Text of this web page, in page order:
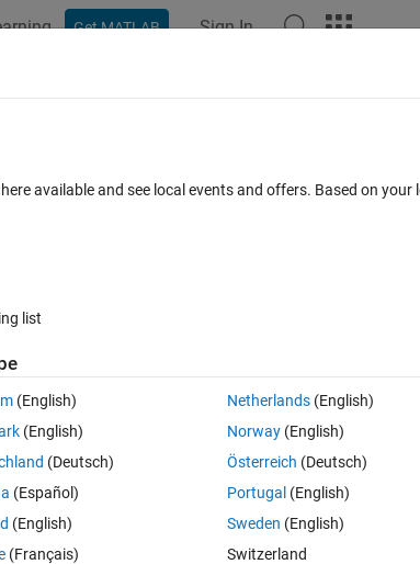
Get MATLAB Sign In
わ​ずに整数部の​表示桁​数を指
ったので質問します。
を言うと，指数表示を止める)方法はありますでしょうか
しい次第ですが，下記は直接使えないですよね？。
y
available and see local events and offers. Based on
list
(English)
(English)
(Deutsch)
(Español)
(English)
(Français)
Netherlands(English)
Norway(English)
Österreich (Deutsch)
Portugal (English)
Sweden (English)
Switzerland